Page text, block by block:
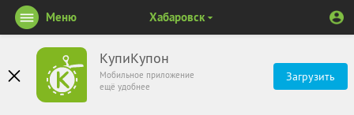
КупиКупон
Мобильное приложение
ещё удобнее
Загрузить
Меню Хабаровск